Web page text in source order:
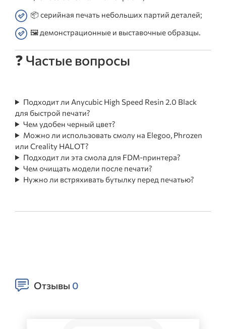
📦 серийная печать небольших партий деталей;
🖼️ демонстрационные и выставочные образцы.
❓ Частые вопросы
Подходит ли Anycubic High Speed Resin 2.0 Black
для быстрой печати?
Чем удобен черный цвет?
Можно ли использовать смолу на Elegoo, Phrozen
или Creality HALOT?
Подходит ли эта смола для FDM-принтера?
Чем очищать модели после печати?
Нужно ли встряхивать бутылку перед печатью?
Отзывы 0